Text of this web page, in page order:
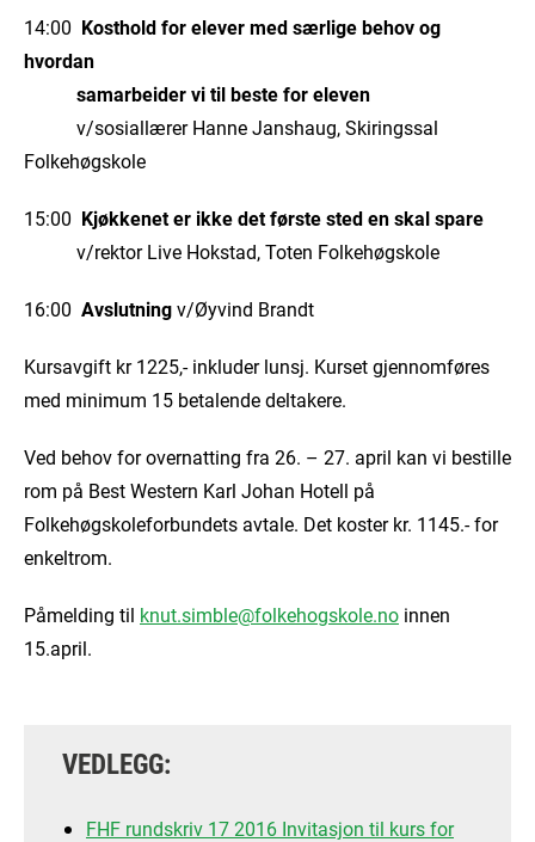
14:00 Kosthold for elever med særlige behov og
hvordan
samarbeider vi til beste for eleven
v/sosiallærer Hanne Janshaug, Skiringssal
Folkehøgskole
15:00 Kjøkkenet er ikke det første sted en skal spare
v/rektor Live Hokstad, Toten Folkehøgskole
16:00 Avslutningv/Øyvind Brandt
Kursavgift kr 1225,- inkluder lunsj. Kurset gjennomføres
med minimum 15 betalende deltakere.
Ved behov for overnatting fra 26. – 27. april kan vi bestille
rom på Best Western Karl Johan Hotell på
Folkehøgskoleforbundets avtale. Det koster kr. 1145.- for
enkeltrom.
Påmelding til knut.simble@folkehogskole.no innen
15.april.
VEDLEGG:
FHF rundskriv 17 2016 Invitasjon til kurs for